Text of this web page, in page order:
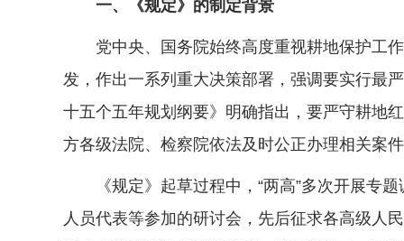
一、《规定》的制定背景
党中央、国务院始终高度重视耕地保护工作
发，作出一系列重大决策部署，强调要实行最
十五个五年规划纲要》明确指出，要严守耕地
方各级法院、检察院依法及时公正办理相关案
《规定》起草过程中，“两高”多次开展专题
人员代表等参加的研讨会，先后征求各高级人